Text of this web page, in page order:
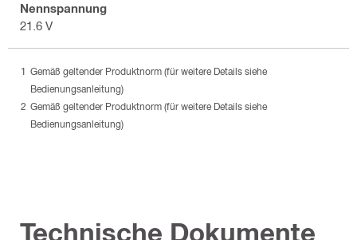
Nennspannung
21.6 V
Gemäß geltender Produktnorm (für weitere Details siehe
Bedienungsanleitung)
Gemäß geltender Produktnorm (für weitere Details siehe
Bedienungsanleitung)
Technische Dokumente